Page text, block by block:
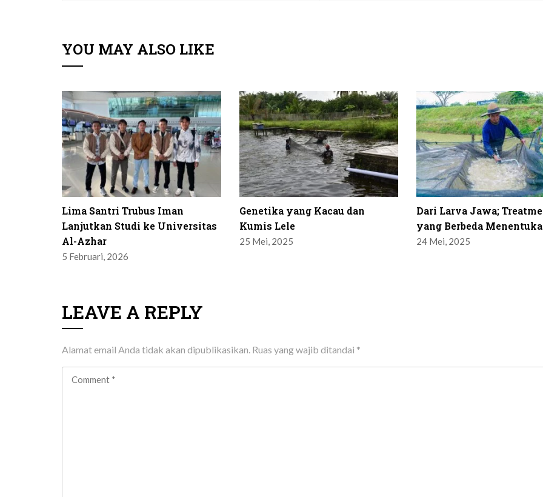
YOU MAY ALSO LIKE
Lima Santri Trubus Iman
Lanjutkan Studi ke Universitas
Al-Azhar
5 Februari, 2026
Genetika yang Kacau dan
Kumis Lele
25 Mei, 2025
Dari Larva Jawa;
yang Berbeda
24 Mei, 2025
LEAVE A REPLY
Alamat email Anda tidak akan dipublikasikan. Ruas yang wajib ditandai *